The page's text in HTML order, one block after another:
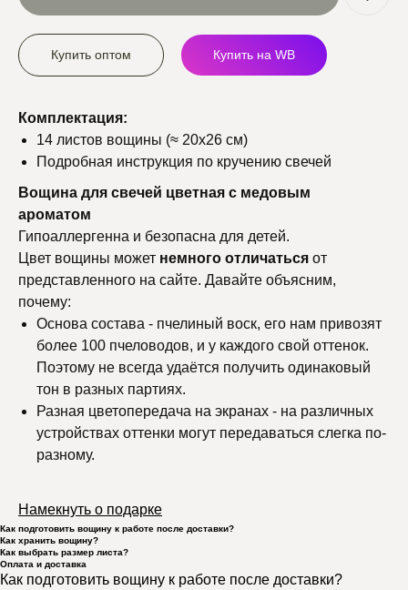
Купить оптом Купить на WB
Комплектация:
14 листов вощины (≈ 20х26 см)
Подробная инструкция по кручению свечей
Вощина для свечей цветная с медовым
ароматом
Гипоаллергенна и безопасна для детей.
Цвет вощины может немного отличаться от
представленного на сайте. Давайте объясним,
почему:
Основа состава - пчелиный воск, его нам привозят
более 100 пчеловодов, и у каждого свой оттенок.
Поэтому не всегда удаётся получить одинаковый
тон в разных партиях.
Разная цветопередача на экранах - на различных
устройствах оттенки могут передаваться слегка по-
разному.
Намекнуть о подарке
Как подготовить вощину к работе после доставки?
Как хранить вощину?
Как выбрать размер листа?
Оплата и доставка
Как подготовить вощину к работе после доставки?